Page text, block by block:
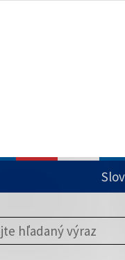
NA NOVEJ KARTE
NA NOVEJ KARTE
OTVORÍ NA NOVEJ KARTE